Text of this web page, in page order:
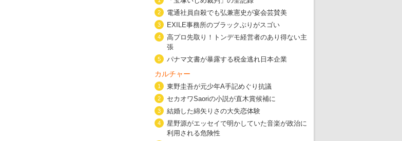
2 電通社員自殺でも弘兼憲史が宴会芸賛美
3 EXILE事務所のブラックぶりがスゴい
4
高プロ先取り！トンデモ経営者のあり得ない主
張
5 パナマ文書が暴露する税金逃れ日本企業
カルチャー
1 東野圭吾が元少年A手記めぐり抗議
2 セカオワSaoriの小説が直木賞候補に
3 結婚した綿矢りさの大失恋体験
4
星野源がエッセイで明かしていた音楽が政治に
利用される危険性